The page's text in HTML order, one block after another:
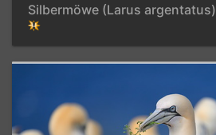
Silbermöwe (Larus argentatus)